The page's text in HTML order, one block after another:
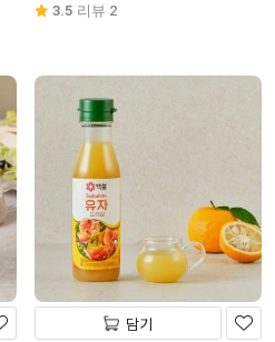
3.5 리뷰 2
담기